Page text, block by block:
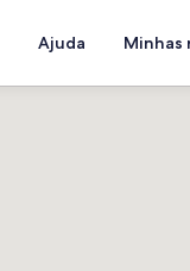
Ajuda Minhas